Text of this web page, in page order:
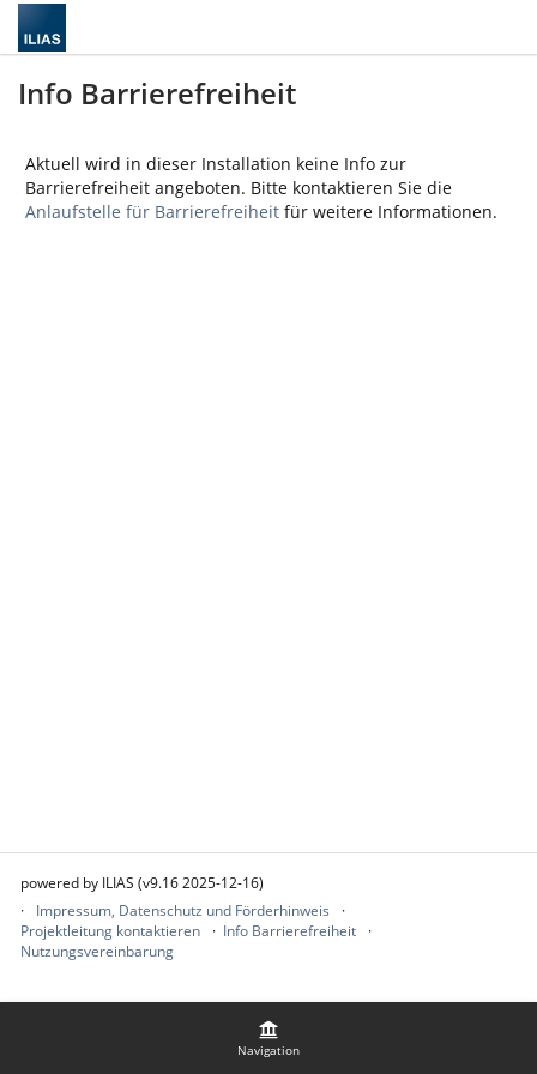
Navigation
Info Barrierefreiheit
Aktuell wird in dieser Installation keine Info zur
Barrierefreiheit angeboten. Bitte kontaktieren Sie die
Anlaufstelle für Barrierefreiheit für weitere Informationen.
powered by ILIAS (v9.16 2025-12-16)
Impressum, Datenschutz und Förderhinweis
Projektleitung kontaktieren
Info Barrierefreiheit
Nutzungsvereinbarung